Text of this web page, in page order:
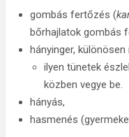
gombás fertőzés (
bőrhajlatok gombás
hányinger,
ilyen tünetek
közben vegye be.
hányás,
hasmenés